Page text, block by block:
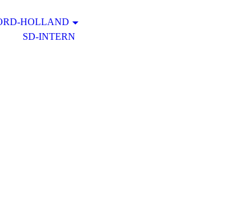
HOLLAND
SD-INTERN